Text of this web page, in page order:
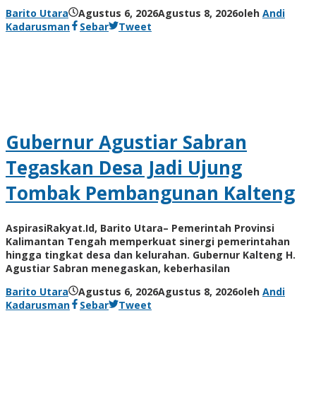
Barito Utara Agustus 6, 2026Agustus 8, 2026oleh Andi
Kadarusman
Sebar Tweet
Gubernur Agustiar Sabran
Tegaskan Desa Jadi Ujung
Tombak Pembangunan Kalteng
AspirasiRakyat.Id, Barito Utara– Pemerintah Provinsi
Kalimantan Tengah memperkuat sinergi pemerintahan
hingga tingkat desa dan kelurahan. Gubernur Kalteng H.
Agustiar Sabran menegaskan, keberhasilan
Barito Utara
Agustus 6, 2026Agustus 8, 2026oleh Andi
Kadarusman
Sebar Tweet